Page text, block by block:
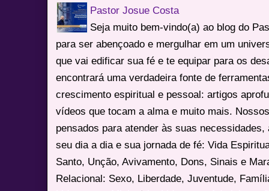
Pastor Josue Costa
Seja muito bem-vindo(a) ao blog do
para ser abençoado e mergulhar em um
que vai edificar sua fé e te equipar para os
encontrará uma verdadeira fonte de
crescimento espiritual e pessoal: artigos
vídeos que tocam a alma e muito mais.
pensados para atender às suas
seu dia a dia e sua jornada de fé: Vida
Santo, Unção, Avivamento, Dons, Sinais e
Relacional: Sexo, Liberdade, Juventude,